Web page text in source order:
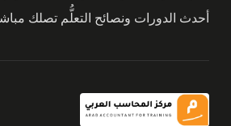
أحدث الدورات ونصائح التعلُّم تصلك